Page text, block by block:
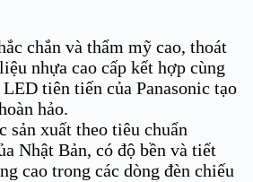
chắn và thẩm mỹ cao, thoát
nhựa cao cấp kết hợp cùng
LED tiên tiến của Panasonic tạo
hảo.
sản xuất theo tiêu chuẩn
Nhật Bản, có độ bền và tiết
cao trong các dòng đèn chiếu